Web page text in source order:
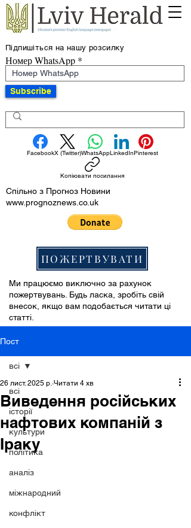
Підпишіться на нашу розсилку
Номер WhatsApp
Subscribe
FacebookX (Twitter)WhatsAppLinkedInPinterest
Копіювати посилання
Спільно з Прогноз Новини
www.prognoznews.co.uk
ПОЖЕРТВУВАТИ
Ми працюємо виключно за рахунок
пожертвувань. Будь ласка, зробіть свій
внесок, якщо вам подобається читати ці
статті.
Пост
всі
історії
культури
політика
аналіз
міжнародний
конфлікт
всі
Виведення російських
нафтових компаній з
Іраку
26 лист. 2025 р. Читати 4 хв